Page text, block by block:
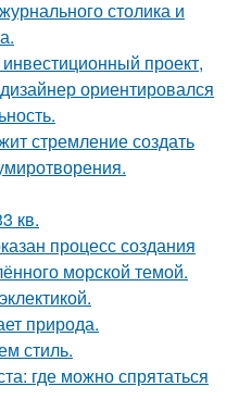
столика и
проект,
ориентировался
стремление создать
кв.
процесс создания
морской темой.
природа.
стиль.
где можно спрятаться